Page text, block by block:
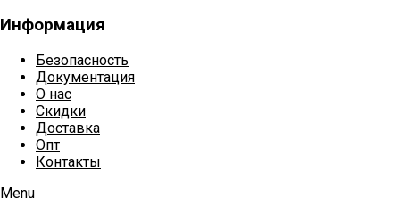
Информация
Безопасность
Документация
О нас
Скидки
Доставка
Опт
Контакты
Menu